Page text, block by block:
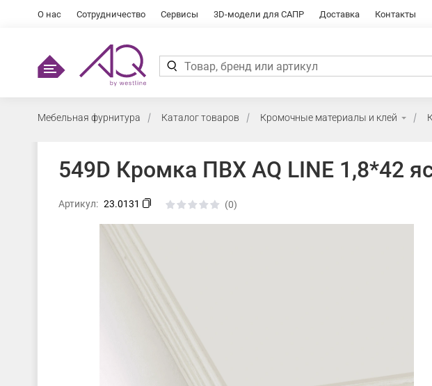
О нас Сотрудничество Сервисы 3D-модели для САПР Доставка Контакты
Мебельная фурнитура Каталог товаров Кромочные материалы и клей
549D Кромка ПВХ AQ LINE 1,8*42
Артикул: 23.0131 (0)